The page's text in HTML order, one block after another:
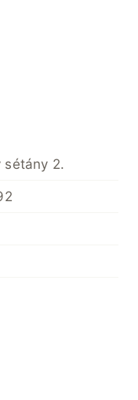
sétány 2.